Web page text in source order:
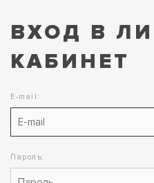
ВХОД В
КАБИНЕТ
E-mail:
Пароль: